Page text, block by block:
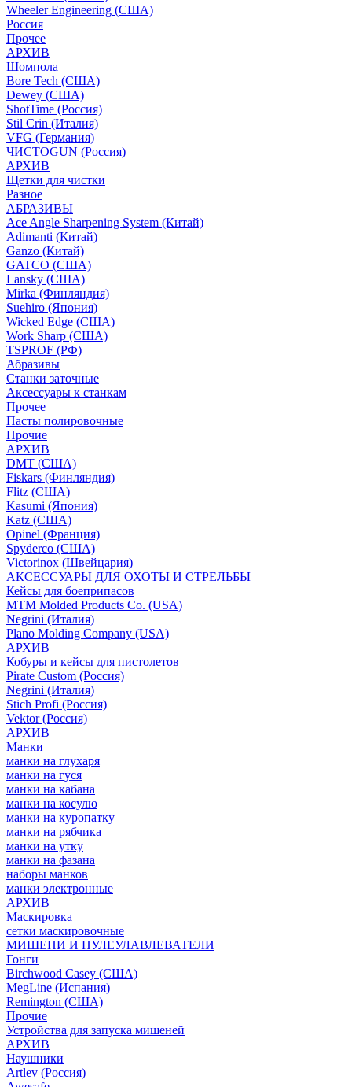
Wheeler Engineering (СШA)
Россия
Прочее
АРХИВ
Шомпола
Bore Tech (США)
Dewey (США)
ShotTime (Россия)
Stil Crin (Италия)
VFG (Германия)
ЧИСТОGUN (Россия)
АРХИВ
Щетки для чистки
Разное
АБРАЗИВЫ
Ace Angle Sharpening System (Китай)
Adimanti (Китай)
Ganzo (Китай)
GATCO (США)
Lansky (США)
Mirka (Финляндия)
Suehiro (Япония)
Wicked Edge (США)
Work Sharp (США)
TSPROF (РФ)
Абразивы
Станки заточные
Аксессуары к станкам
Прочее
Пасты полировочные
Прочие
АРХИВ
DMT (США)
Fiskars (Финляндия)
Flitz (США)
Kasumi (Япония)
Katz (США)
Opinel (Франция)
Spyderco (США)
Victorinox (Швейцария)
АКСЕССУАРЫ ДЛЯ ОХОТЫ И СТРЕЛЬБЫ
Кейсы для боеприпасов
MTM Molded Products Co. (USA)
Negrini (Италия)
Plano Molding Company (USA)
АРХИВ
Кобуры и кейсы для пистолетов
Pirate Custom (Россия)
Negrini (Италия)
Stich Profi (Россия)
Vektor (Россия)
АРХИВ
Манки
манки на глухаря
манки на гуся
манки на кабана
манки на косулю
манки на куропатку
манки на рябчика
манки на утку
манки на фазана
наборы манков
манки электронные
АРХИВ
Маскировка
сетки маскировочные
МИШЕНИ И ПУЛЕУЛАВЛЕВАТЕЛИ
Гонги
Birchwood Casey (США)
MegLine (Испания)
Remington (США)
Прочие
Устройства для запуска мишеней
АРХИВ
Наушники
Artlev (Россия)